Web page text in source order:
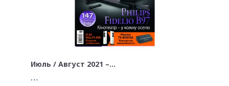
Июль / Август 2021 –…
…